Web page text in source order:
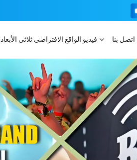
فيديو الواقع الافتراضي ثلاثي الأبعاد اتصل بنا